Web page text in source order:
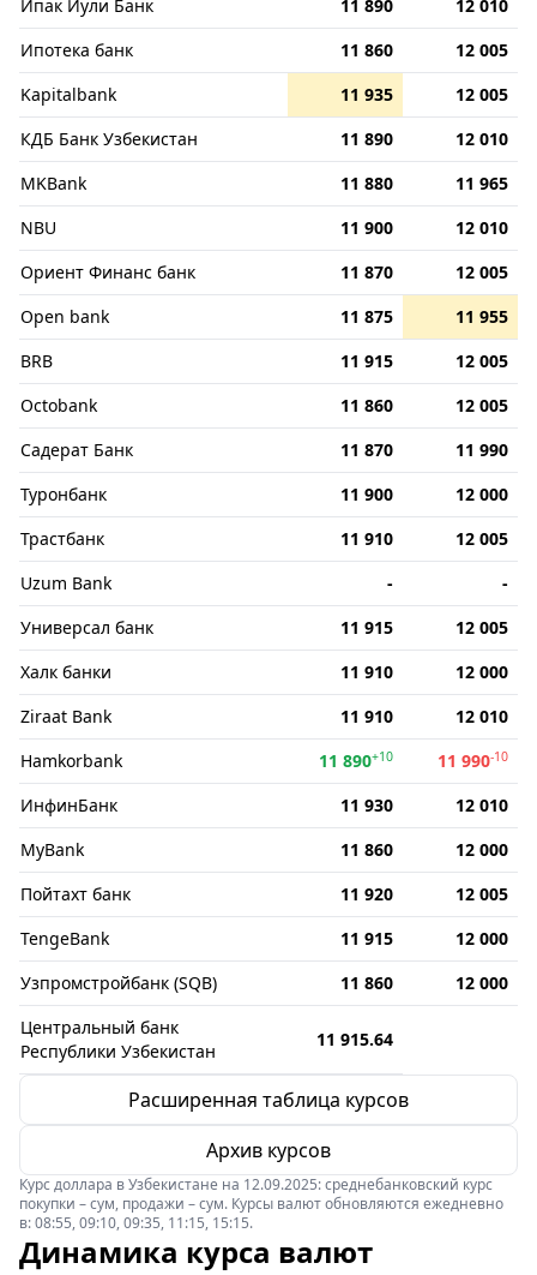
Ипак Йули Банк
11 890
12 010
Ипотека банк
11 860
12 005
Kapitalbank
11 935
12 005
КДБ Банк Узбекистан
11 890
12 010
MKBank
11 880
11 965
NBU
11 900
12 010
Ориент Финанс банк
11 870
12 005
Open bank
11 875
11 955
BRB
11 915
12 005
Octobank
11 860
12 005
Садерат Банк
11 870
11 990
Туронбанк
11 900
12 000
Трастбанк
11 910
12 005
Uzum Bank
-
-
Универсал банк
11 915
12 005
Халк банки
11 910
12 000
Ziraat Bank
11 910
12 010
Hamkorbank
11 890+10 11 990-10
ИнфинБанк 11 930
12 010
MyBank
11 860
12 000
Пойтахт банк
11 920
12 005
TengeBank
11 915
12 000
Узпромстройбанк (SQB)
11 860
12 000
Центральный банк
Республики Узбекистан
11 915.64
Расширенная таблица курсов
Архив курсов
Курс доллара в Узбекистане на 12.09.2025: среднебанковский курс
покупки – сум, продажи – сум. Курсы валют обновляются ежедневно
в: 08:55, 09:10, 09:35, 11:15, 15:15.
Динамика курса валют